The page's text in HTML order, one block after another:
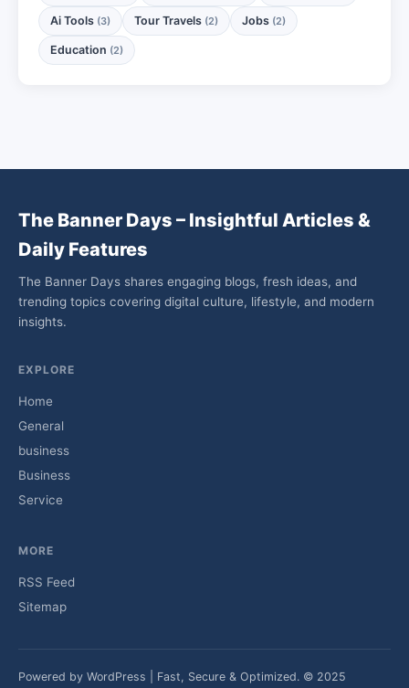
Ai Tools (3) Tour Travels (2) Jobs (2)
Education (2)
The Banner Days – Insightful Articles &
Daily Features
The Banner Days shares engaging blogs, fresh ideas, and
trending topics covering digital culture, lifestyle, and modern
insights.
EXPLORE
Home
General
business
Business
Service
MORE
RSS Feed
Sitemap
Powered by WordPress | Fast, Secure & Optimized. © 2025